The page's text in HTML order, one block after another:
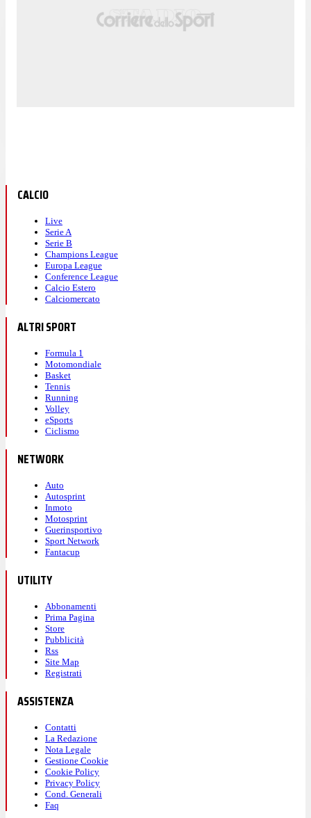
CALCIO
Live
Serie A
Serie B
Champions League
Europa League
Conference League
Calcio Estero
Calciomercato
ALTRI SPORT
Formula 1
Motomondiale
Basket
Tennis
Running
Volley
eSports
Ciclismo
NETWORK
Auto
Autosprint
Inmoto
Motosprint
Guerinsportivo
Sport Network
Fantacup
UTILITY
Abbonamenti
Prima Pagina
Store
Pubblicità
Rss
Site Map
Registrati
ASSISTENZA
Contatti
La Redazione
Nota Legale
Gestione Cookie
Cookie Policy
Privacy Policy
Cond. Generali
Faq